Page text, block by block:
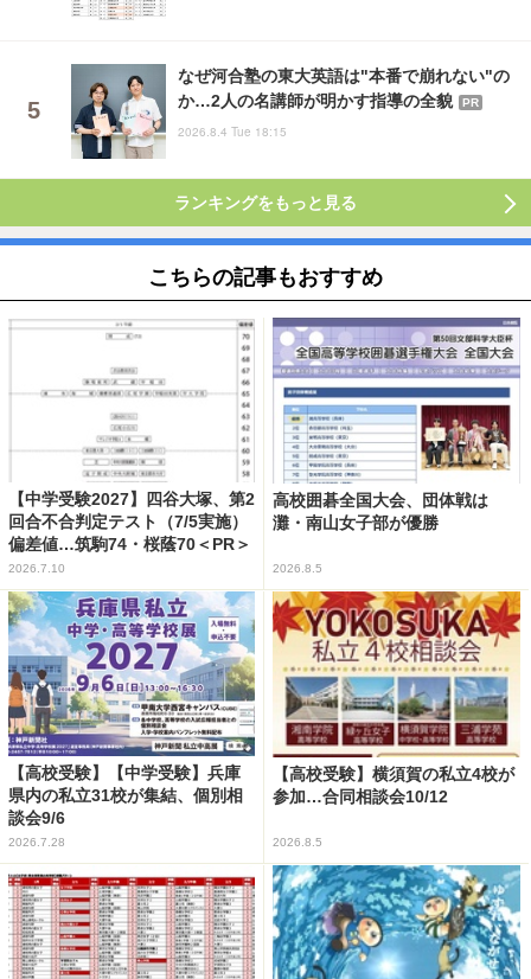
なぜ河合塾の東大英語は"本番で崩れない"の
か…2人の名講師が明かす指導の全貌
PR
2026.8.4 Tue 18:15
ランキングをもっと見る
こちらの記事もおすすめ
【中学受験2027】四谷大塚、第2
回合不合判定テスト（7/5実施）
偏差値…筑駒74・桜蔭70＜PR＞
2026.7.10
高校囲碁全国大会、団体戦は
灘・南山女子部が優勝
2026.8.5
【高校受験】【中学受験】兵庫
県内の私立31校が集結、個別相
談会9/6
2026.7.28
【高校受験】横須賀の私立4校が
参加…合同相談会10/12
2026.8.5